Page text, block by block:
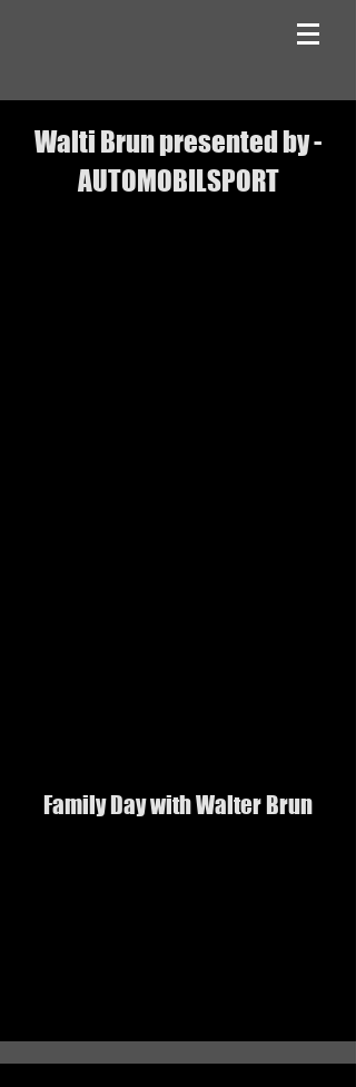
Walti Brun presented by -
AUTOMOBILSPORT
Family Day with Walter Brun